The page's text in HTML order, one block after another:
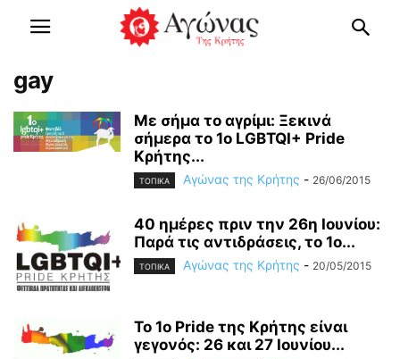
gay
Με σήμα το αγρίμι: Ξεκινά
σήμερα το 1o LGBTQI+ Pride
Κρήτης...
ΤΟΠΙΚΑ Αγώνας της Κρήτης - 26/06/2015
40 ημέρες πριν την 26η Ιουνίου:
Παρά τις αντιδράσεις, το 1ο...
ΤΟΠΙΚΑ Αγώνας της Κρήτης - 20/05/2015
Το 1ο Pride της Κρήτης είναι
γεγονός: 26 και 27 Ιουνίου...